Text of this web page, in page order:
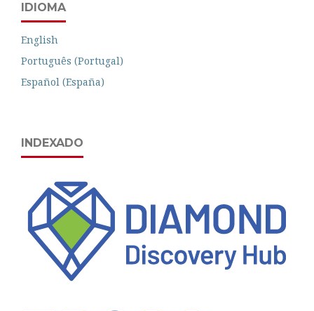
IDIOMA
English
Português (Portugal)
Español (España)
INDEXADO